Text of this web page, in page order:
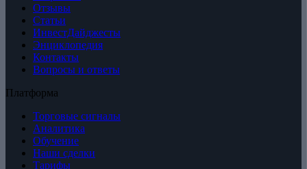
Отзывы
Статьи
ИнвестДайджесты
Энциклопедия
Контакты
Вопросы и ответы
Платформа
Торговые сигналы
Аналитика
Обучение
Наши сделки
Тарифы